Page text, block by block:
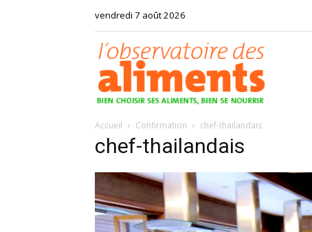
vendredi 7 août 2026
aliments
Accueil Confirmation chef-thailandais
chef-thailandais